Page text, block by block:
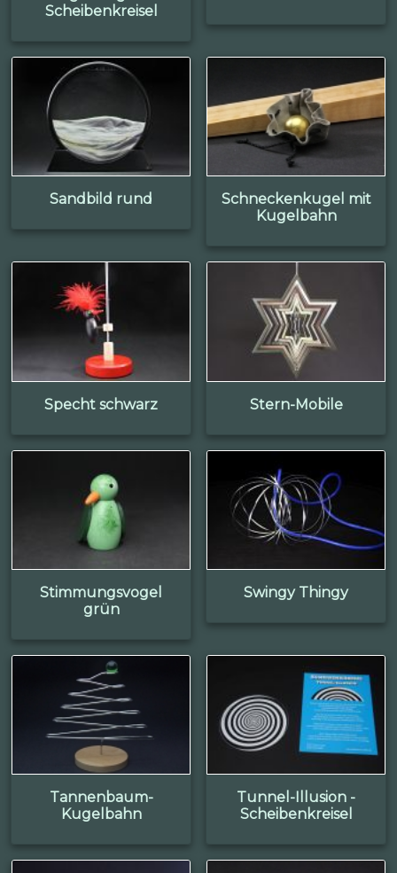
Scheibenkreisel
Sandbild rund
Schneckenkugel mit
Kugelbahn
Specht schwarz Stern-Mobile
Stimmungsvogel
grün
Swingy Thingy
Tannenbaum-
Kugelbahn
Tunnel-Illusion -
Scheibenkreisel